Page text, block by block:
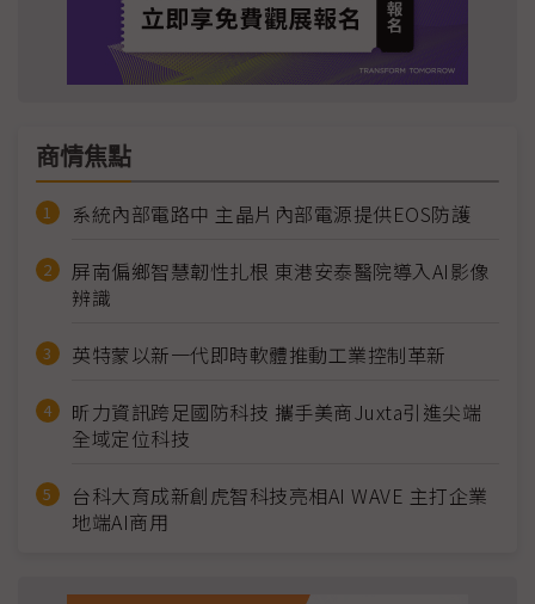
商情焦點
系統內部電路中 主晶片內部電源提供EOS防護
屏南偏鄉智慧韌性扎根 東港安泰醫院導入AI影像
辨識
英特蒙以新一代即時軟體推動工業控制革新
昕力資訊跨足國防科技 攜手美商Juxta引進尖端
全域定位科技
台科大育成新創虎智科技亮相AI WAVE 主打企業
地端AI商用